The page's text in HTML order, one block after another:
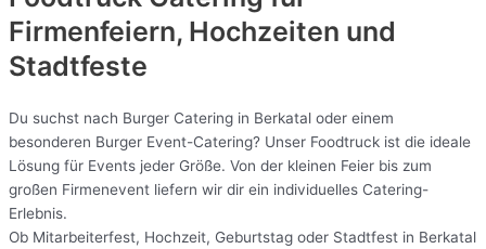
Firmenfeiern, Hochzeiten und
Stadtfeste
Du suchst nach Burger Catering in Berkatal oder einem
besonderen Burger Event-Catering? Unser Foodtruck ist die ideale
Lösung für Events jeder Größe. Von der kleinen Feier bis zum
großen Firmenevent liefern wir dir ein individuelles Catering-
Erlebnis.
Ob Mitarbeiterfest, Hochzeit, Geburtstag oder Stadtfest in Berkatal